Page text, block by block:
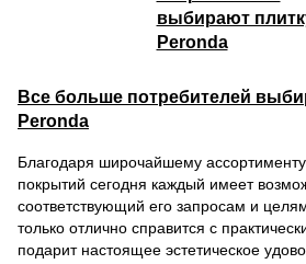
Все больше потребителей
Peronda
Благодаря широчайшему
покрытий сегодня каждый имеет
соответствующий его запросам и
только отлично справится с
подарит настоящее эстетическое